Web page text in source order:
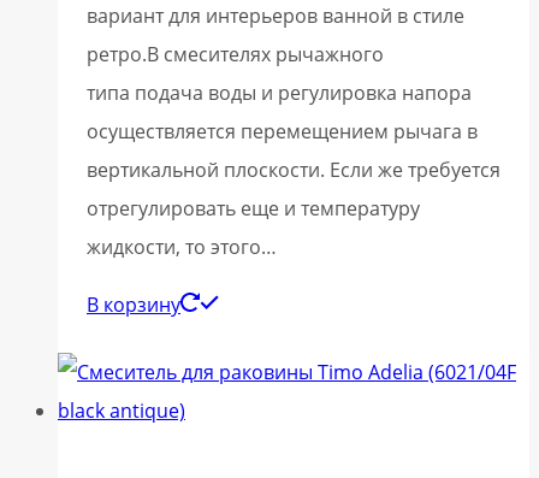
вариант для интерьеров ванной в стиле
ретро.В смесителях рычажного
типа подача воды и регулировка напора
осуществляется перемещением рычага в
вертикальной плоскости. Если же требуется
отрегулировать еще и температуру
жидкости, то этого…
В корзину